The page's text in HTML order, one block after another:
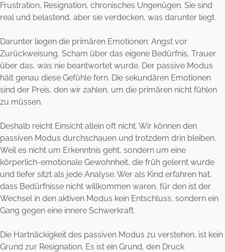
Frustration, Resignation, chronisches Ungenügen. Sie sind
real und belastend, aber sie verdecken, was darunter liegt.
Darunter liegen die primären Emotionen: Angst vor
Zurückweisung, Scham über das eigene Bedürfnis, Trauer
über das, was nie beantwortet wurde. Der passive Modus
hält genau diese Gefühle fern. Die sekundären Emotionen
sind der Preis, den wir zahlen, um die primären nicht fühlen
zu müssen.
Deshalb reicht Einsicht allein oft nicht. Wir können den
passiven Modus durchschauen und trotzdem drin bleiben.
Weil es nicht um Erkenntnis geht, sondern um eine
körperlich-emotionale Gewohnheit, die früh gelernt wurde
und tiefer sitzt als jede Analyse. Wer als Kind erfahren hat,
dass Bedürfnisse nicht willkommen waren, für den ist der
Wechsel in den aktiven Modus kein Entschluss, sondern ein
Gang gegen eine innere Schwerkraft.
Die Hartnäckigkeit des passiven Modus zu verstehen, ist kein
Grund zur Resignation. Es ist ein Grund, den Druck